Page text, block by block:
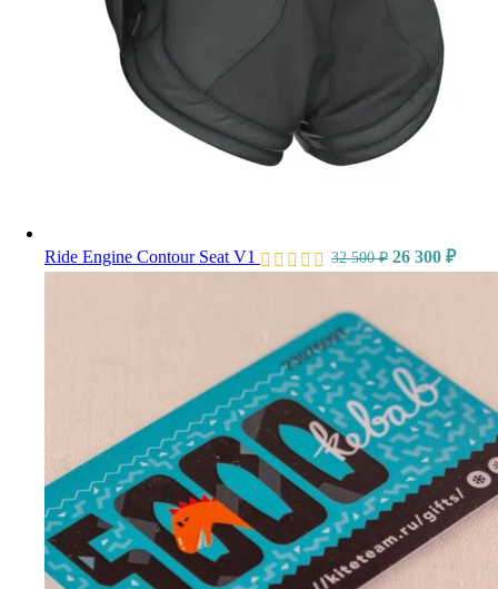
Ride Engine Contour Seat V1 32 500₽ 26 300 ₽